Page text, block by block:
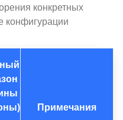
конкретных
конфигурации
Примечания